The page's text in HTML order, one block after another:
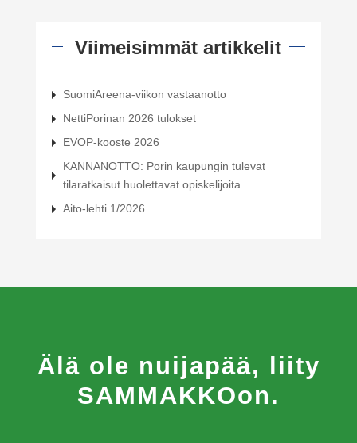
Viimeisimmät artikkelit
SuomiAreena-viikon vastaanotto
NettiPorinan 2026 tulokset
EVOP-kooste 2026
KANNANOTTO: Porin kaupungin tulevat
tilaratkaisut huolettavat opiskelijoita
Aito-lehti 1/2026
Älä ole nuijapää, liity
SAMMAKKOon.